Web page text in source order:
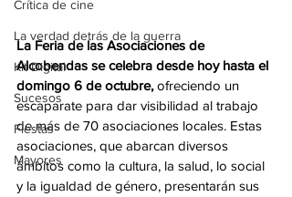
Crítica de cine
La verdad detrás de la guerra
Kit Digital
Sucesos
Fiestas
Mayores
La Feria de las Asociaciones de
Alcobendas se celebra desde hoy hasta el
domingo 6 de octubre, ofreciendo un
escaparate para dar visibilidad al trabajo
de más de 70 asociaciones locales. Estas
asociaciones, que abarcan diversos
ámbitos como la cultura, la salud, lo social
y la igualdad de género, presentarán sus